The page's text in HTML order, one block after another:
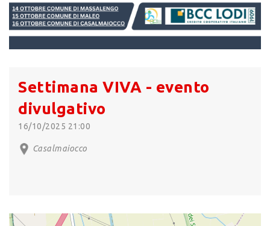
Settimana VIVA - evento
divulgativo
16/10/2025 21:00
Casalmaiocco